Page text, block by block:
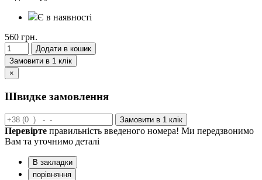
Є в наявності
560 грн.
Додати в кошик
Замовити в 1 клік
×
Швидке замовлення
Замовити в 1 клік
Перевірте правильність введеного номера! Ми передзвонимо
Вам та уточнимо деталі
В закладки
порівняння